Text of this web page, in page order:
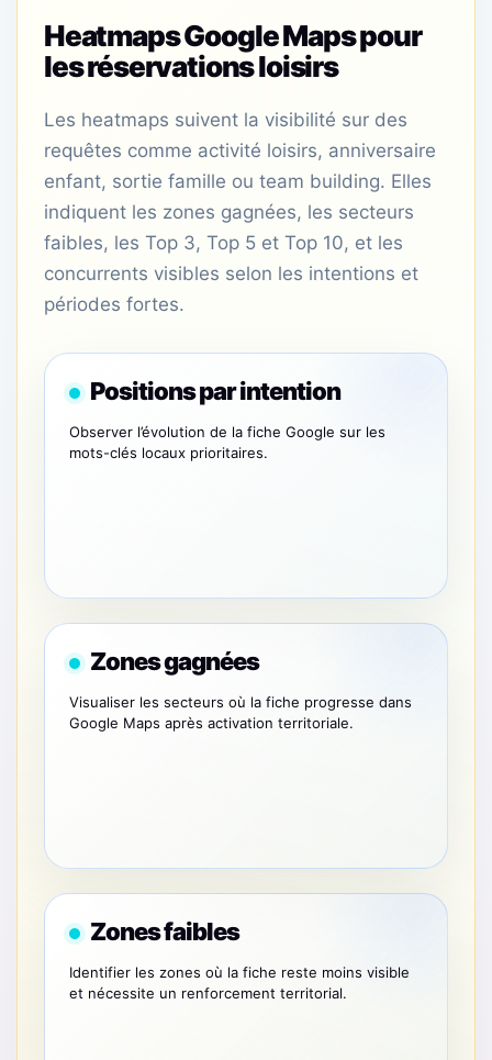
Heatmaps Google Maps pour
les réservations loisirs
Les heatmaps suivent la visibilité sur des
requêtes comme activité loisirs, anniversaire
enfant, sortie famille ou team building. Elles
indiquent les zones gagnées, les secteurs
faibles, les Top 3, Top 5 et Top 10, et les
concurrents visibles selon les intentions et
périodes fortes.
Positions par intention
Observer l’évolution de la fiche Google sur les
mots-clés locaux prioritaires.
Zones gagnées
Visualiser les secteurs où la fiche progresse dans
Google Maps après activation territoriale.
Zones faibles
Identifier les zones où la fiche reste moins visible
et nécessite un renforcement territorial.